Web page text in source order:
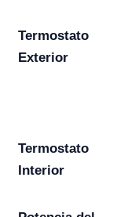
Termostato
Exterior
Termostato
Interior